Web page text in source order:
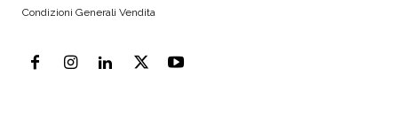
Condizioni Generali Vendita